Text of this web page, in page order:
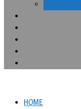
HOME